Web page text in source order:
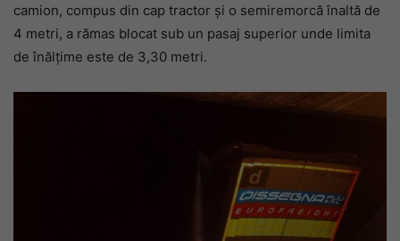
camion, compus din cap tractor și o semiremorcă înaltă de
4 metri, a rămas blocat sub un pasaj superior unde limita
de înălțime este de 3,30 metri.